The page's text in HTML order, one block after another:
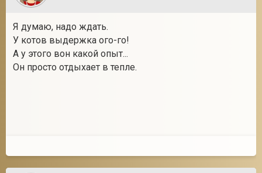
Я думаю, надо ждать.
У котов выдержка ого-го!
А у этого вон какой опыт...
Он просто отдыхает в тепле.